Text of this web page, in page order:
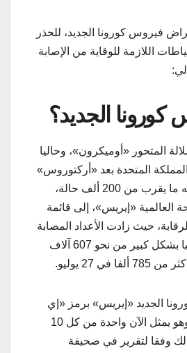
فيروس كورونا الجديد، للحذر
اللازمة للوقاية من الإصابة
كورونا الجديد؟
المتحور «أوميكرون»، وحاليا
المملكة المتحدة بعد «أركتوروس»
(Arcturus)، وأصيب به ما يقرب من 200 ألف حالة،
«إيريس»، إلى قائمة
حيث زادت الأعداد المصابة
بالفيروس في بريطانيا بشكل كبير من نحو 607 آلاف
الجديد «إيريس» برمز «إي
جي 5.1» (EG.5.1)، وهو يمثل الآن واحدة من كل 10
19»، وذلك وفقا لتقرير في صحيفة